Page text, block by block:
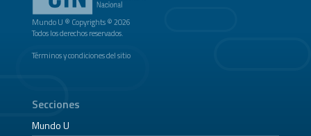
Mundo U ® Copyrights © 2026
Todos los derechos reservados.
Términos y condiciones del sitio
Secciones
Mundo U